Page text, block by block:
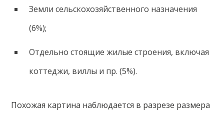
Земли сельскохозяйственного назначения
(6%);
Отдельно стоящие жилые строения, включая
коттеджи, виллы и пр. (5%).
Похожая картина наблюдается в разрезе размера